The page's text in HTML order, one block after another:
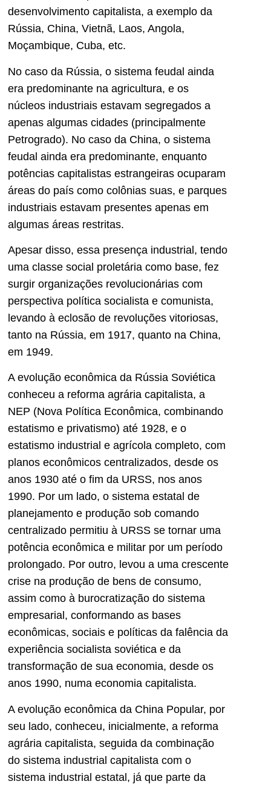
desenvolvimento capitalista, a exemplo da
Rússia, China, Vietnã, Laos, Angola,
Moçambique, Cuba, etc.
No caso da Rússia, o sistema feudal ainda
era predominante na agricultura, e os
núcleos industriais estavam segregados a
apenas algumas cidades (principalmente
Petrogrado). No caso da China, o sistema
feudal ainda era predominante, enquanto
potências capitalistas estrangeiras ocuparam
áreas do país como colônias suas, e parques
industriais estavam presentes apenas em
algumas áreas restritas.
Apesar disso, essa presença industrial, tendo
uma classe social proletária como base, fez
surgir organizações revolucionárias com
perspectiva política socialista e comunista,
levando à eclosão de revoluções vitoriosas,
tanto na Rússia, em 1917, quanto na China,
em 1949.
A evolução econômica da Rússia Soviética
conheceu a reforma agrária capitalista, a
NEP (Nova Política Econômica, combinando
estatismo e privatismo) até 1928, e o
estatismo industrial e agrícola completo, com
planos econômicos centralizados, desde os
anos 1930 até o fim da URSS, nos anos
1990. Por um lado, o sistema estatal de
planejamento e produção sob comando
centralizado permitiu à URSS se tornar uma
potência econômica e militar por um período
prolongado. Por outro, levou a uma crescente
crise na produção de bens de consumo,
assim como à burocratização do sistema
empresarial, conformando as bases
econômicas, sociais e políticas da falência da
experiência socialista soviética e da
transformação de sua economia, desde os
anos 1990, numa economia capitalista.
A evolução econômica da China Popular, por
seu lado, conheceu, inicialmente, a reforma
agrária capitalista, seguida da combinação
do sistema industrial capitalista com o
sistema industrial estatal, já que parte da